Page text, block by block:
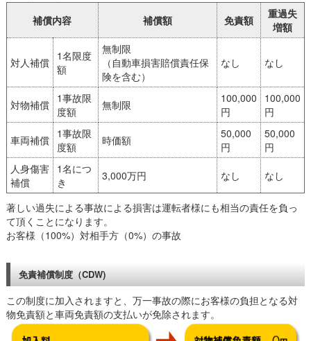
補償内容 補償額 免責額
重過失
増額
対人補償
1名限度
額
無制限
（自動車損害賠償責任保
険を含む）
なし なし
対物補償
1事故限
度額
無制限
100,000
円
100,000
円
車両補償
1事故限
度額
時価額
50,000
円
50,000
円
人身傷害
補償
1名につ
き
3,000万円 なし なし
著しい過失による事故による損害は運転者様にも相当の責任を負っ
て頂くことになります。
お客様（100%）対相手方（0%）の事故
免責補償制度（CDW)
この制度に加入されますと、万一事故の際にお客様の負担となる対
物免責額と車両免責額の支払いが免除されます。